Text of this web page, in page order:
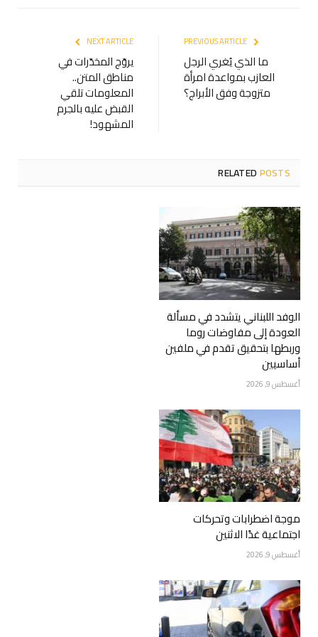
ما الذي يُغري الرجل
العازب بمواعدة امرأة
متزوجة وفق الأبراج؟
NEXT ARTICLE
يروّج المخدّرات في
مناطق المتن..
المعلومات تلقي
القبض عليه بالجرم
المشهود!
RELATEDPOSTS
الوفد اللبناني يتشدد في مسألة
العودة إلى مفاوضات روما
وربطها بتحقيق تقدم في ملفين
أساسيين
أغسطس 9, 2026
موجة اضطرابات وتحركات
اجتماعية غدًا الاثنين
أغسطس 9, 2026